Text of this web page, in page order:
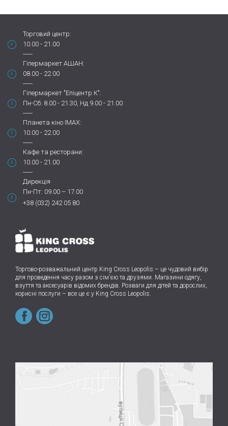
Торговий центр:
10.00 - 21.00
Гіпермаркет АШАН:
08.00 - 22.00
Гіпермаркет "Епіцентр К":
Пн-Сб: 8.00 - 21.30, Нд 9.00 - 21.00
Планета кіно IMAX:
10.00 - 22.00
Кафе та ресторани:
10.00 - 21.00
Дирекція
Пн-Пт: 09.00 – 17.00
+38 (032) 242 05 80
Торгово-розважальний центр King Cross Leopolis – це чудовий вибір
для проведення часу разом з сім’єю та друзями. Магазини одягу,
взуття та аксесуарів відомих брендів. Розваги для дітей та дорослих,
корисні послуги – все це є у King Cross Leopolis.